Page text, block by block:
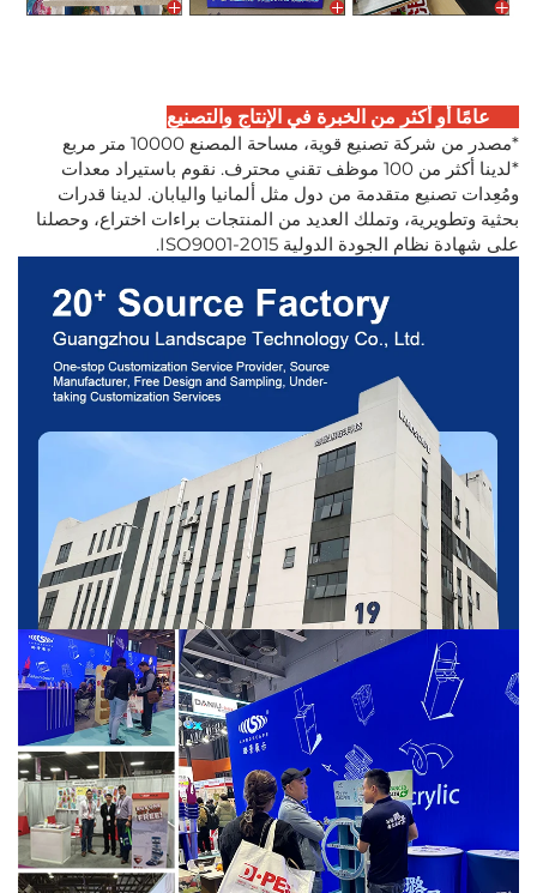
*مصدر من شركة تصنيع قوية، مساحة المصنع 10000 متر مربع
*لدينا أكثر من 100 موظف تقني محترف. نقوم باستيراد معدات
ومُعِدات تصنيع متقدمة من دول مثل ألمانيا واليابان. لدينا قدرات
بحثية وتطويرية، وتملك العديد من المنتجات براءات اختراع، وحصلنا
على شهادة نظام الجودة الدولية ISO9001-2015.